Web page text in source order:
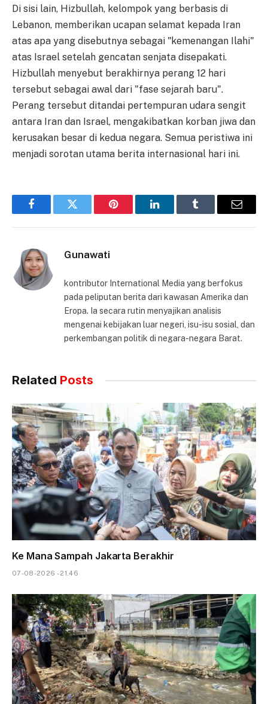
Di sisi lain, Hizbullah, kelompok yang berbasis di
Lebanon, memberikan ucapan selamat kepada Iran
atas apa yang disebutnya sebagai "kemenangan Ilahi"
atas Israel setelah gencatan senjata disepakati.
Hizbullah menyebut berakhirnya perang 12 hari
tersebut sebagai awal dari "fase sejarah baru".
Perang tersebut ditandai pertempuran udara sengit
antara Iran dan Israel, mengakibatkan korban jiwa dan
kerusakan besar di kedua negara. Semua peristiwa ini
menjadi sorotan utama berita internasional hari ini.
FacebookTwitter Pinterest LinkedInTumblr Email
Gunawati
kontributor International Media yang berfokus
pada peliputan berita dari kawasan Amerika dan
Eropa. Ia secara rutin menyajikan analisis
mengenai kebijakan luar negeri, isu-isu sosial, dan
perkembangan politik di negara-negara Barat.
Related Posts
Ke Mana Sampah Jakarta Berakhir
07-08-2026 - 21.46